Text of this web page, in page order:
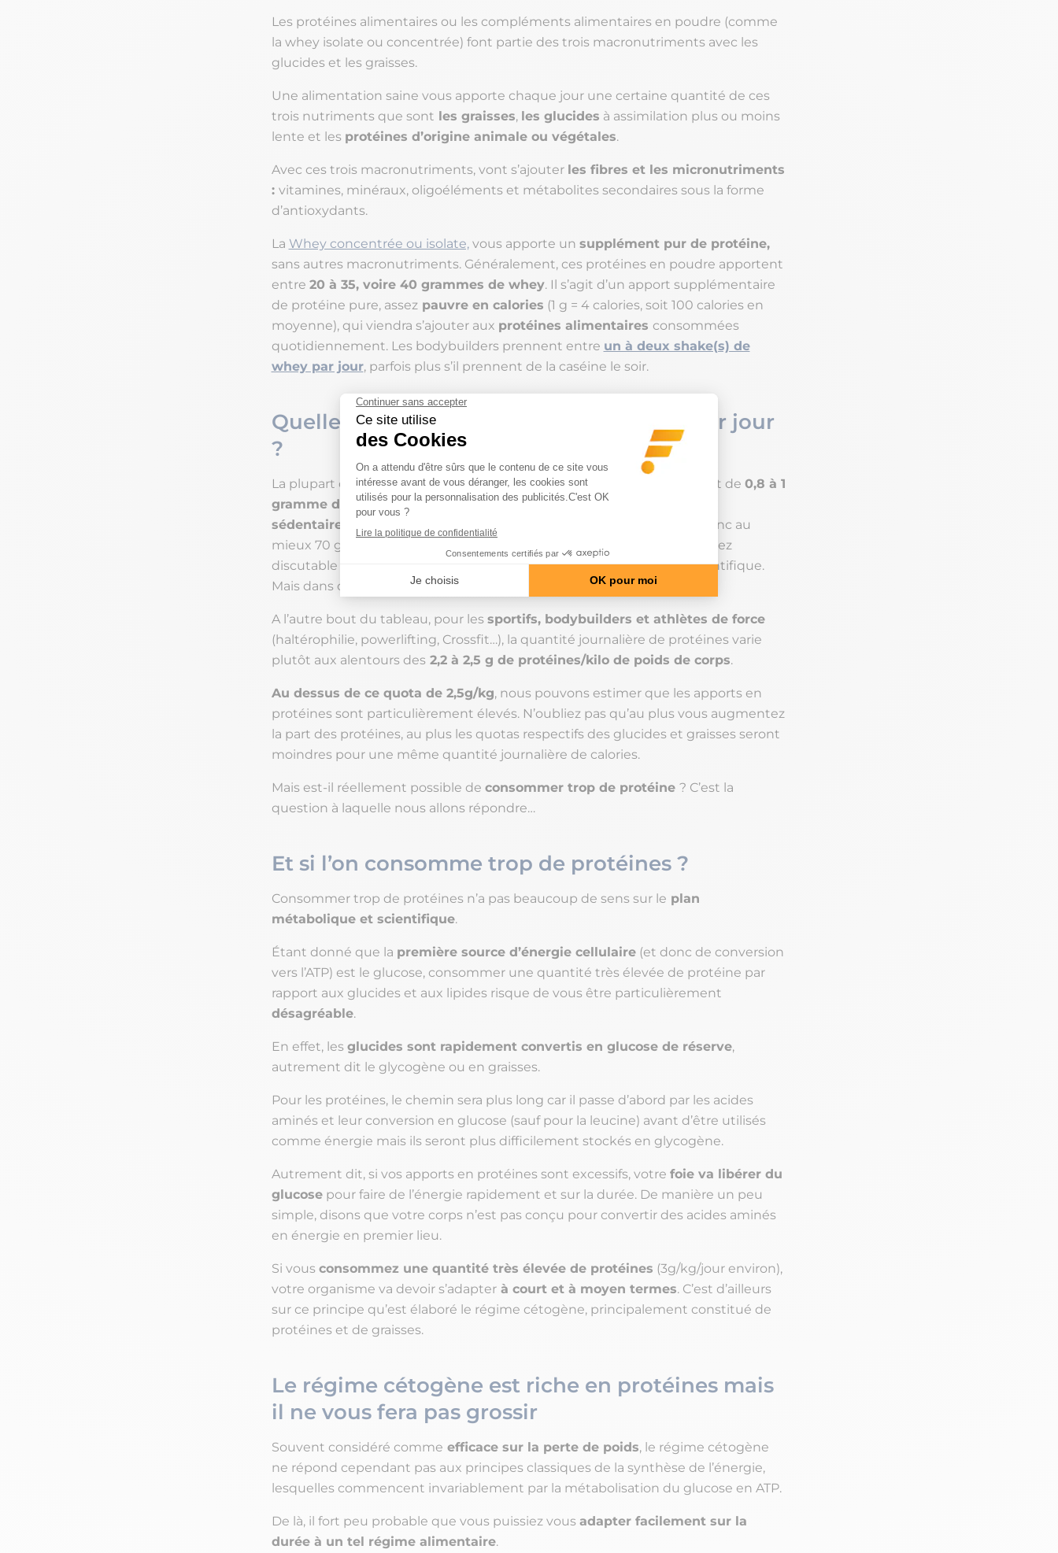
Les protéines alimentaires ou les compléments alimentaires en poudre (comme
la whey isolate ou concentrée) font partie des trois macronutriments avec les
glucides et les graisses.
Une alimentation saine vous apporte chaque jour une certaine quantité de ces
trois nutriments que sont les graisses, les glucides à assimilation plus ou moins
lente et les protéines d’origine animale ou végétales.
Avec ces trois macronutriments, vont s’ajouter les fibres et les micronutriments
: vitamines, minéraux, oligoéléments et métabolites secondaires sous la forme
d’antioxydants.
La Whey concentrée ou isolate,vous apporte un supplément pur de protéine,
sans autres macronutriments. Généralement, ces protéines en poudre apportent
entre 20 à 35, voire 40 grammes de whey. Il s’agit d’un apport supplémentaire
de protéine pure, assezpauvre en calories (1 g = 4 calories, soit 100 calories en
moyenne), qui viendra s’ajouter aux protéines alimentaires consommées
quotidiennement. Les bodybuilders prennent entre un à deux shake(s) de
whey par jour, parfois plus s’il prennent de la caséine le soir.
Quelle quantité : combien de protéines par jour
?
La plupart des organisations de santé publique se basent sur un apport de 0,8 à 1
gramme de protéine par kilo de poids de corpspour un mode de vie
sédentaire
, une personne sans activité physique. Cela représentera donc au
mieux 70 g/jour pour un individu de 70 kg. Disons que ce quota est assez
discutable et sérieusement discuté, notamment par la recherche scientifique.
Mais dans ces conditions, nous sommes loin des excès.
A l’autre bout du tableau, pour les sportifs, bodybuilders et athlètes de force
(haltérophilie, powerlifting, Crossfit…), la quantité journalière de protéines varie
plutôt aux alentours des2,2 à 2,5 g de protéines/kilo de poids de corps.
Au dessus de ce quota de 2,5g/kg, nous pouvons estimer que les apports en
protéines sont particulièrement élevés. N’oubliez pas qu’au plus vous augmentez
la part des protéines, au plus les quotas respectifs des glucides et graisses seront
moindres pour une même quantité journalière de calories.
Mais est-il réellement possible de consommer trop de protéine ? C’est la
question à laquelle nous allons répondre…
Et si l’on consomme trop de protéines ?
Consommer trop de protéines n’a pas beaucoup de sens sur le plan
métabolique et scientifique.
Étant donné que la première source d’énergie cellulaire(et donc de conversion
vers l’ATP) est le glucose, consommer une quantité très élevée de protéine par
rapport aux glucides et aux lipides risque de vous être particulièrement
désagréable.
En effet, les glucides sont rapidement convertis en glucose de réserve,
autrement dit le glycogène ou en graisses.
Pour les protéines, le chemin sera plus long car il passe d’abord par les acides
aminés et leur conversion en glucose (sauf pour la leucine) avant d’être utilisés
comme énergie mais ils seront plus difficilement stockés en glycogène.
Autrement dit, si vos apports en protéines sont excessifs, votre foie va libérer du
glucosepour faire de l’énergie rapidement et sur la durée. De manière un peu
simple, disons que votre corps n’est pas conçu pour convertir des acides aminés
en énergie en premier lieu.
Si vous consommez une quantité très élevée de protéines (3g/kg/jour environ),
votre organisme va devoir s’adapterà court et à moyen termes. C’est d’ailleurs
sur ce principe qu’est élaboré le régime cétogène, principalement constitué de
protéines et de graisses.
Le régime cétogène est riche en protéines mais
il ne vous fera pas grossir
Souvent considéré comme efficace sur la perte de poids, le régime cétogène
ne répond cependant pas aux principes classiques de la synthèse de l’énergie,
lesquelles commencent invariablement par la métabolisation du glucose en ATP.
De là, il fort peu probable que vous puissiez vous adapter facilement sur la
durée à un tel régime alimentaire.